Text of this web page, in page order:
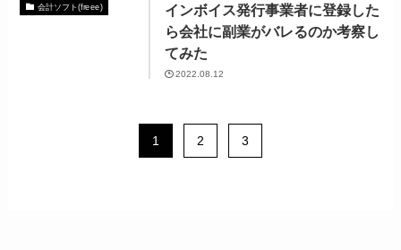
会計ソフト(freee)
インボイス発行事業者に登録した
ら会社に副業がバレるのか考察し
てみた
2022.08.12
1 2 3